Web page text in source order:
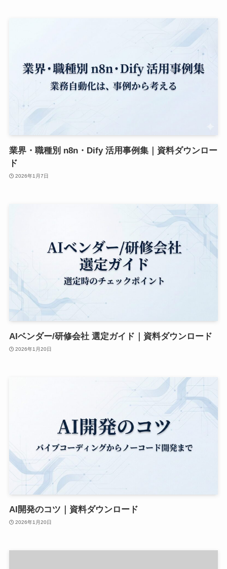
業界・職種別 n8n・Dify 活用事例集｜資料ダウンロー
ド
2026年1月7日
AIベンダー/研修会社 選定ガイド｜資料ダウンロード
2026年1月20日
AI開発のコツ｜資料ダウンロード
2026年1月20日